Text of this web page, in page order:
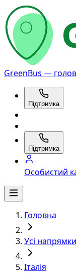
GreenBus —
Підтримка
Підтримка
Особистий
Головна
Усі напрямки
Італія